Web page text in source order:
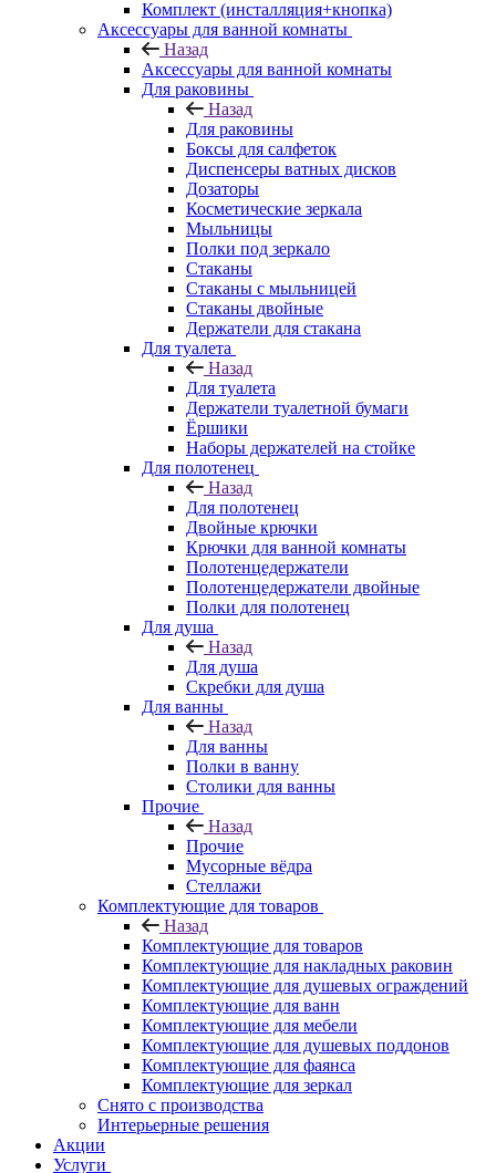
Комплект (инсталляция+кнопка)
Аксессуары для ванной комнаты
Назад
Аксессуары для ванной комнаты
Для раковины
Назад
Для раковины
Боксы для салфеток
Диспенсеры ватных дисков
Дозаторы
Косметические зеркала
Мыльницы
Полки под зеркало
Стаканы
Стаканы с мыльницей
Стаканы двойные
Держатели для стакана
Для туалета
Назад
Для туалета
Держатели туалетной бумаги
Ёршики
Наборы держателей на стойке
Для полотенец
Назад
Для полотенец
Двойные крючки
Крючки для ванной комнаты
Полотенцедержатели
Полотенцедержатели двойные
Полки для полотенец
Для душа
Назад
Для душа
Скребки для душа
Для ванны
Назад
Для ванны
Полки в ванну
Столики для ванны
Прочие
Назад
Прочие
Мусорные вёдра
Стеллажи
Комплектующие для товаров
Назад
Комплектующие для товаров
Комплектующие для накладных раковин
Комплектующие для душевых ограждений
Комплектующие для ванн
Комплектующие для мебели
Комплектующие для душевых поддонов
Комплектующие для фаянса
Комплектующие для зеркал
Снято с производства
Интерьерные решения
Акции
Услуги